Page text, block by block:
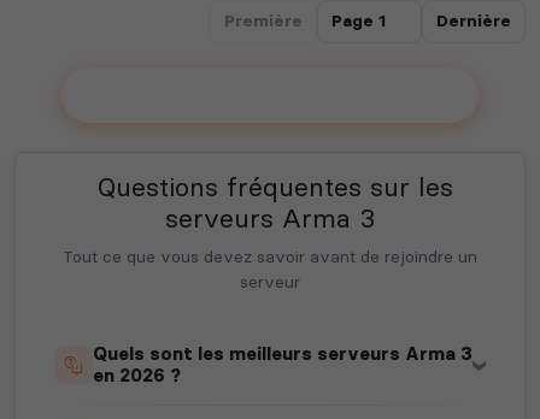
Première Dernière
Questions fréquentes sur les
serveurs Arma 3
Tout ce que vous devez savoir avant de rejoindre un
serveur
Quels sont les meilleurs serveurs Arma 3
en 2026 ?